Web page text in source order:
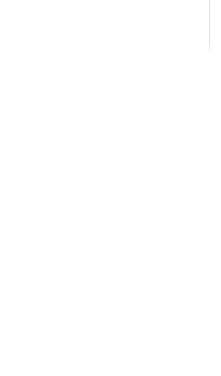
予身臨其境的 VR 體
SCATI VR
，高達 120Hz 的刷新